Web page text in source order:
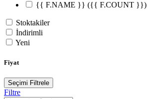
{{ F.NAME }} ({{ F.COUNT }})
Stoktakiler
İndirimli
Yeni
Fiyat
Seçimi Filtrele
Filtre